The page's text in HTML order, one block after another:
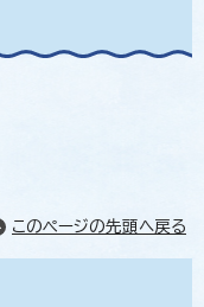
このページの先頭へ戻る